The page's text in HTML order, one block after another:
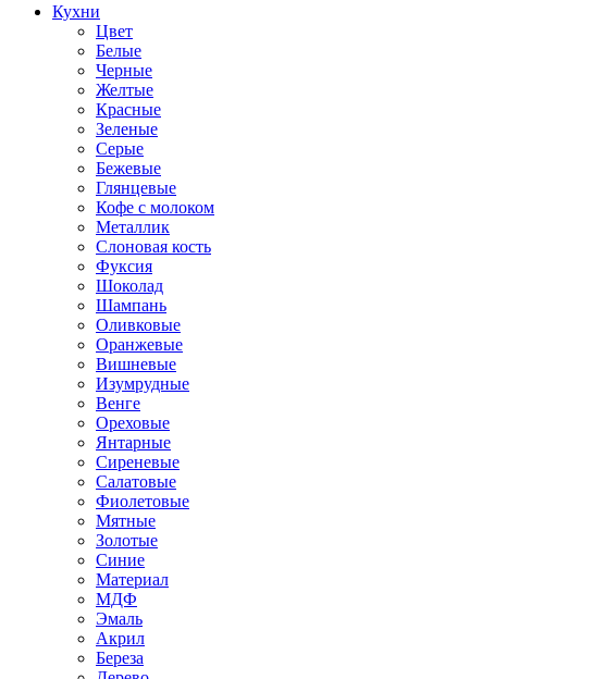
Кухни
Цвет
Белые
Черные
Желтые
Красные
Зеленые
Серые
Бежевые
Глянцевые
Кофе с молоком
Металлик
Слоновая кость
Фуксия
Шоколад
Шампань
Оливковые
Оранжевые
Вишневые
Изумрудные
Венге
Ореховые
Янтарные
Сиреневые
Салатовые
Фиолетовые
Мятные
Золотые
Синие
Материал
МДФ
Эмаль
Акрил
Береза